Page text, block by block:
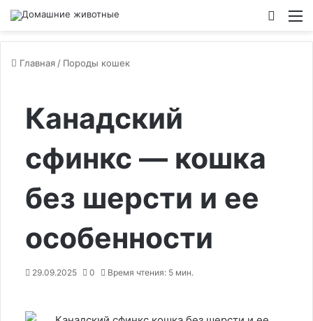
Главная / Породы кошек
Канадский
сфинкс — кошка
без шерсти и ее
особенности
29.09.2025 0 Время чтения: 5 мин.